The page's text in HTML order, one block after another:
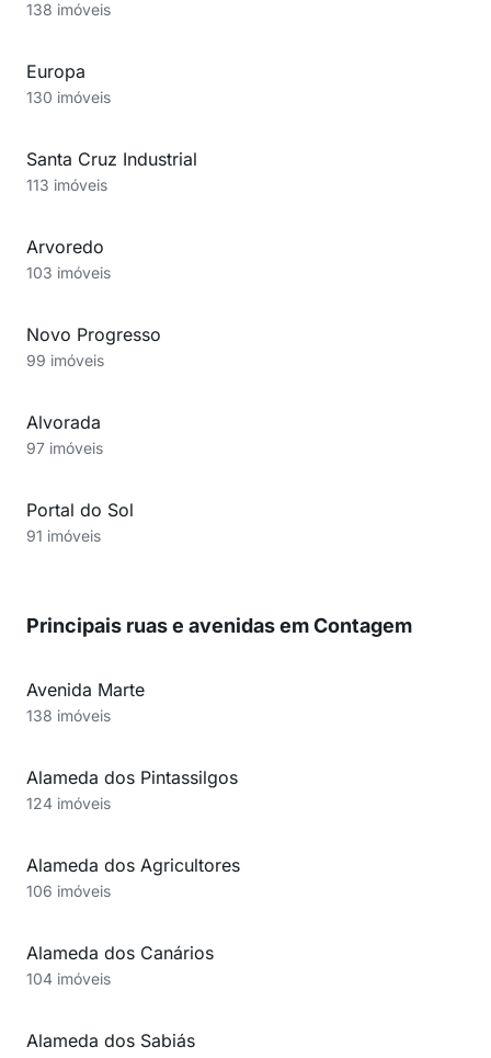
138 imóveis
Europa
130 imóveis
Santa Cruz Industrial
113 imóveis
Arvoredo
103 imóveis
Novo Progresso
99 imóveis
Alvorada
97 imóveis
Portal do Sol
91 imóveis
Principais ruas e avenidas em Contagem
Avenida Marte
138 imóveis
Alameda dos Pintassilgos
124 imóveis
Alameda dos Agricultores
106 imóveis
Alameda dos Canários
104 imóveis
Alameda dos Sabiás